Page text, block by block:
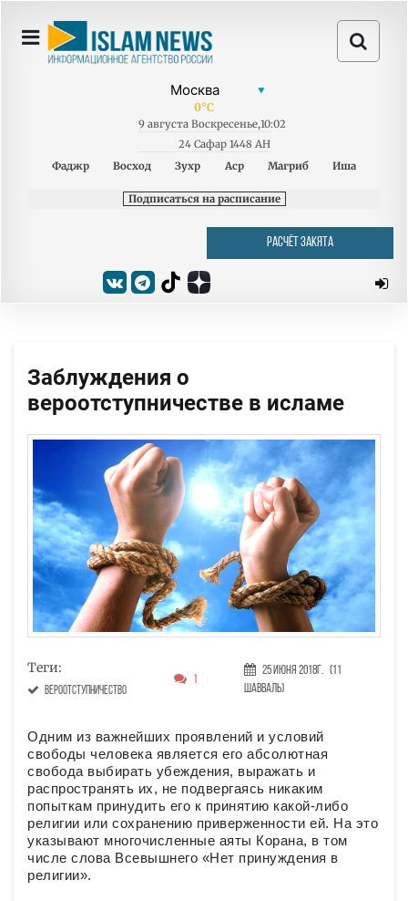
0°C
9 августа Воскресенье,10:02
24 Сафар 1448 AH
Фаджр
Восход Зухр Аср Магриб Иша
Подписаться на расписание
РАСЧЁТ ЗАКЯТА
Заблуждения о
вероотступничестве в исламе
Теги:
вероотступничество
1
25 Июня 2018г. (11
Шавваль)
Одним из важнейших проявлений и условий
свободы человека является его абсолютная
свобода выбирать убеждения, выражать и
распространять их, не подвергаясь никаким
попыткам принудить его к принятию какой-либо
религии или сохранению приверженности ей. На это
указывают многочисленные аяты Корана, в том
числе слова Всевышнего «Нет принуждения в
религии».